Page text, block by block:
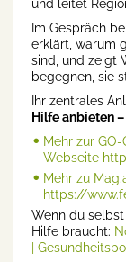
und leitet
Im Gespräch
erklärt, warum
sind, und zeigt
begegnen, sie
Ihr zentrales
Hilfe anbieten
⁠Mehr zur
Webseite
⁠Mehr zu
https://
Wenn du
Hilfe braucht:
|